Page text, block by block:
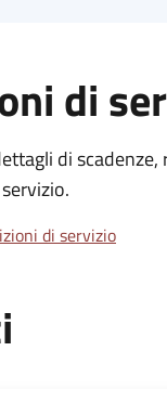
di
di
di servizio